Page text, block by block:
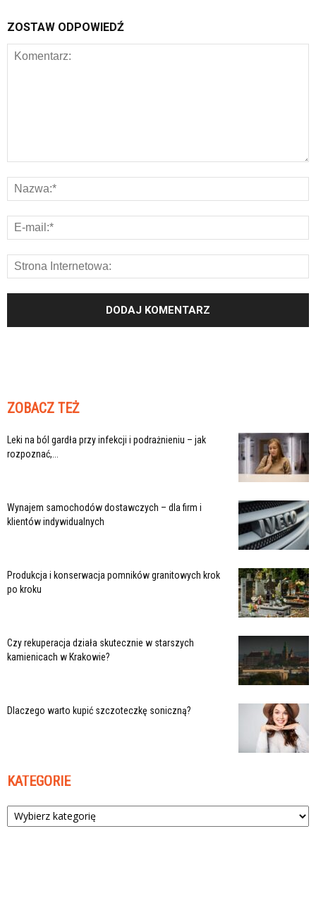
ZOSTAW ODPOWIEDŹ
ZOBACZ TEŻ
Leki na ból gardła przy infekcji i podrażnieniu – jak
rozpoznać,...
Wynajem samochodów dostawczych – dla firm i
klientów indywidualnych
Produkcja i konserwacja pomników granitowych krok
po kroku
Czy rekuperacja działa skutecznie w starszych
kamienicach w Krakowie?
Dlaczego warto kupić szczoteczkę soniczną?
KATEGORIE
Kategorie